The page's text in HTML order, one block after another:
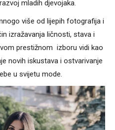
mladih djevojaka.
više od lijepih fotografija i
izražavanja ličnosti, stava i
prestižnom izboru vidi kao
novih iskustava i ostvarivanje
u svijetu mode.